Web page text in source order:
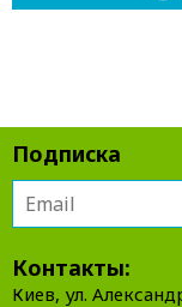
Подписка
Контакты:
Киев, ул.